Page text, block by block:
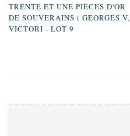
TRENTE ET UNE PIÈCES D'OR
DE SOUVERAINS ( GEORGES V,
VICTORI - LOT 9